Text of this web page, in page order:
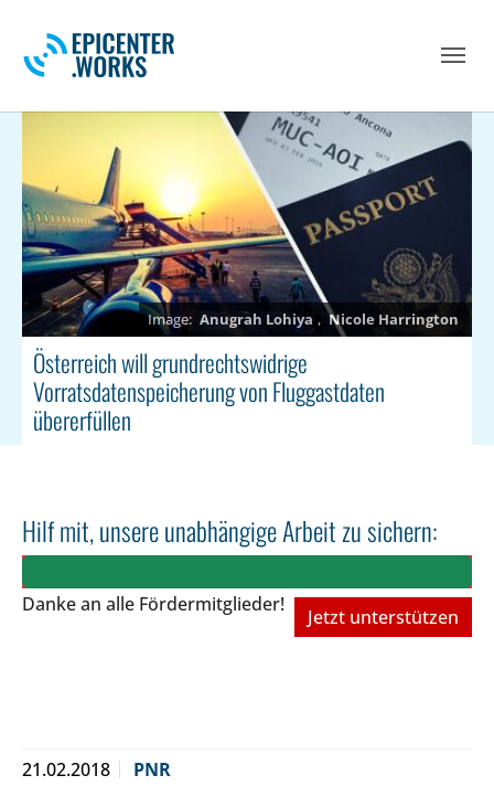
Anugrah Lohiya , Nicole Harrington
Österreich will grundrechtswidrige
Vorratsdatenspeicherung von Fluggastdaten
übererfüllen
Hilf mit, unsere unabhängige Arbeit zu sichern:
Danke an alle Fördermitglieder!
Jetzt unterstützen
21.02.2018 PNR